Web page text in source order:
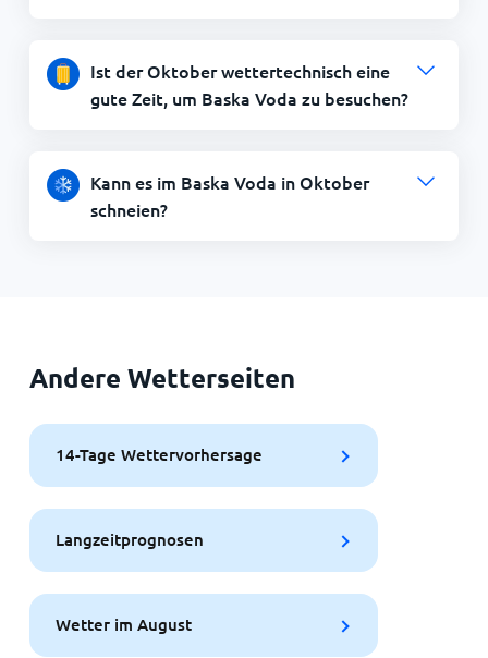
Ist der Oktober wettertechnisch eine
gute Zeit, um Baska Voda zu besuchen?
Kann es im Baska Voda in Oktober
schneien?
Andere Wetterseiten
14-Tage Wettervorhersage
Langzeitprognosen
Wetter im August